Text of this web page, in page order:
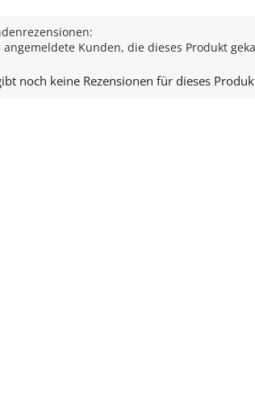
angemeldete Kunden, die dieses Produkt
noch keine Rezensionen für dieses